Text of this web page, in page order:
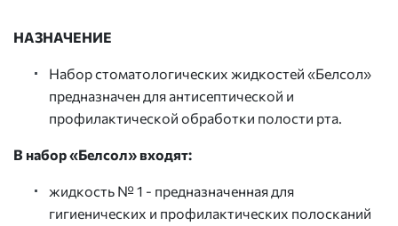
НАЗНАЧЕНИЕ
Набор стоматологических жидкостей «Белсол»
предназначен для антисептической и
профилактической обработки полости рта.
В набор «Белсол» входят:
жидкость № 1 - предназначенная для
гигиенических и профилактических полосканий